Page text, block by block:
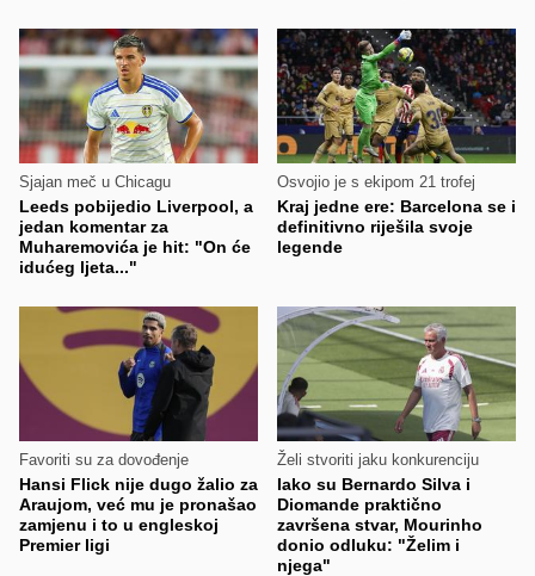
Sjajan meč u Chicagu
Leeds pobijedio Liverpool, a
jedan komentar za
Muharemovića je hit: "On će
idućeg ljeta..."
Osvojio je s ekipom 21 trofej
Kraj jedne ere: Barcelona se i
definitivno riješila svoje
legende
Favoriti su za dovođenje
Hansi Flick nije dugo žalio za
Araujom, već mu je pronašao
zamjenu i to u engleskoj
Premier ligi
Želi stvoriti jaku konkurenciju
Iako su Bernardo Silva i
Diomande praktično
završena stvar, Mourinho
donio odluku: "Želim i
njega"